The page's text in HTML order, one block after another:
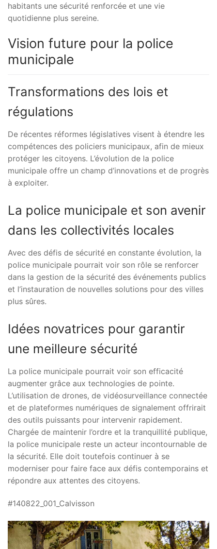
habitants une sécurité renforcée et une vie
quotidienne plus sereine.
Vision future pour la police
municipale
Transformations des lois et
régulations
De récentes réformes législatives visent à étendre les
compétences des policiers municipaux, afin de mieux
protéger les citoyens. L’évolution de la police
municipale offre un champ d’innovations et de progrès
à exploiter.
La police municipale et son avenir
dans les collectivités locales
Avec des défis de sécurité en constante évolution, la
police municipale pourrait voir son rôle se renforcer
dans la gestion de la sécurité des événements publics
et l’instauration de nouvelles solutions pour des villes
plus sûres.
Idées novatrices pour garantir
une meilleure sécurité
La police municipale pourrait voir son efficacité
augmenter grâce aux technologies de pointe.
L’utilisation de drones, de vidéosurveillance connectée
et de plateformes numériques de signalement offrirait
des outils puissants pour intervenir rapidement.
Chargée de maintenir l’ordre et la tranquillité publique,
la police municipale reste un acteur incontournable de
la sécurité. Elle doit toutefois continuer à se
moderniser pour faire face aux défis contemporains et
répondre aux attentes des citoyens.
#140822_001_Calvisson